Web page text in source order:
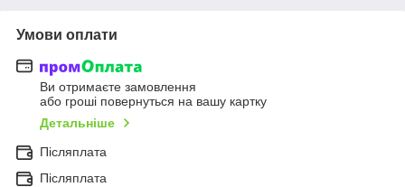
Умови оплати
Ви отримаєте замовлення
або гроші повернуться на вашу картку
Детальніше
Післяплата
Післяплата